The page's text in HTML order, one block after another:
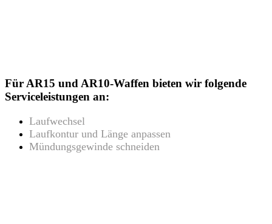
Für AR15 und AR10-Waffen bieten wir folgende
Serviceleistungen an:
Laufwechsel
Laufkontur und Länge anpassen
Mündungsgewinde schneiden